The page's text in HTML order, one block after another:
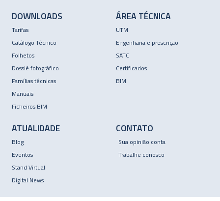
DOWNLOADS
Tarifas
Catálogo Técnico
Folhetos
Dossiê fotográfico
Famílias técnicas
Manuais
Ficheiros BIM
ÁREA TÉCNICA
UTM
Engenharia e prescrição
SATC
Certificados
BIM
ATUALIDADE
Blog
Eventos
Stand Virtual
Digital News
CONTATO
Sua opinião conta
Trabalhe conosco